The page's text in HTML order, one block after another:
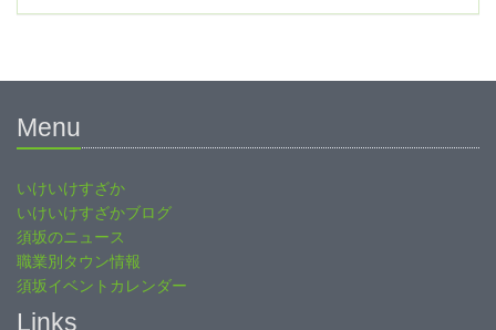
Menu
いけいけすざか
いけいけすざかブログ
須坂のニュース
職業別タウン情報
須坂イベントカレンダー
Links